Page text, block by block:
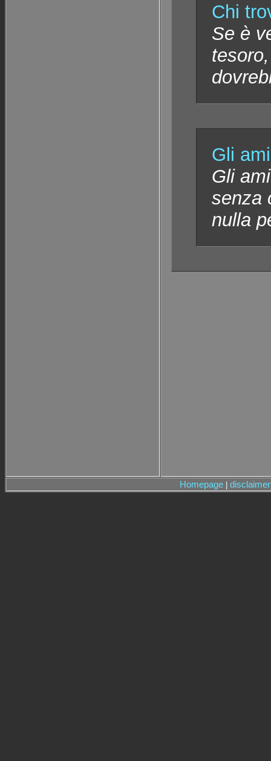
Chi
Se è
Gli
Gli
senza
nulla
Homepage |disclaimer